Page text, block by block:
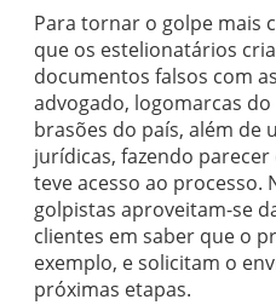
Para tornar o golpe mais
que os estelionatários
documentos falsos com
advogado, logomarcas
brasões do país, além de
jurídicas, fazendo
teve acesso ao processo.
golpistas aproveitam-se
clientes em saber que o
exemplo, e solicitam o
próximas etapas.